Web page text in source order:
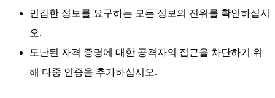
민감한 정보를 요구하는 모든 정보의 진위를 확인하십시
오.
도난된 자격 증명에 대한 공격자의 접근을 차단하기 위
해 다중 인증을 추가하십시오.